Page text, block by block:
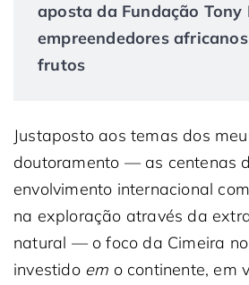
aposta da Fundação Tony
empreendedores
frutos
Justaposto aos temas dos
doutoramento — as centenas
envolvimento internacional
na exploração através da
natural — o foco da Cimeira
investido em o continente, em